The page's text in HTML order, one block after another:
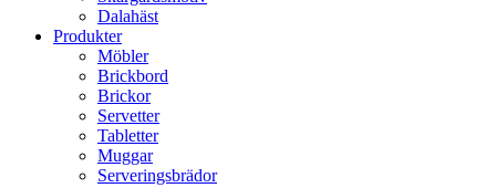
Dalahäst
Produkter
Möbler
Brickbord
Brickor
Servetter
Tabletter
Muggar
Serveringsbrädor